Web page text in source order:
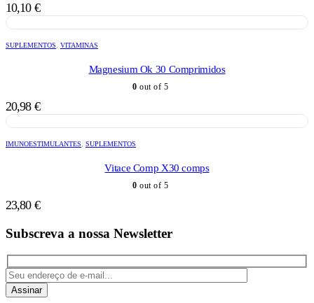
10,10 €
SUPLEMENTOS, VITAMINAS
Magnesium Ok 30 Comprimidos
0 out of 5
20,98 €
IMUNOESTIMULANTES, SUPLEMENTOS
Vitace Comp X30 comps
0 out of 5
23,80 €
Subscreva a nossa Newsletter
Assinar